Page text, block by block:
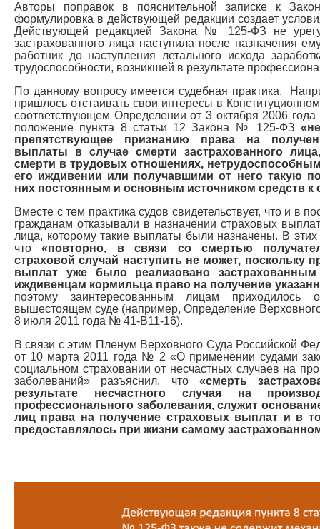
Авторы поправок в пояснительной записке к
формулировка в действующей редакции создает
Действующей редакцией Закона № 125-ФЗ не
застрахованного лица наступила после назначения
работник до наступления летального исхода
трудоспособности, возникшей в результате
По данному вопросу имеется судебная практика.
пришлось отстаивать свои интересы в
соответствующем Определении от 3 октября 2006
положение пункта 8 статьи 12 Закона № 125-ФЗ
препятствующее признанию права на
выплаты в случае смерти застрахованного
смерти в трудовых отношениях,
его иждивении или получавшими от него такую
них постоянным и основным источником средств к
Вместе с тем практика судов свидетельствует, что и в
гражданам отказывали в назначении страховых
лица, которому такие выплаты были назначены. В этих
что«повторно, в связи со смертью
страховой случай наступить не может, поскольку
выплат уже было реализовано
иждивенцам кормильца право на получение
поэтому заинтересованным лицам приходилось
вышестоящем суде (например, Определение
8 июля 2011 года № 41-В11-16).
В связи с этим Пленум Верховного Суда Российской
от 10 марта 2011 года № 2 «О применении судами
социальном страховании от несчастных случаев на
заболеваний» разъяснил, что «смерть
результате несчастного случая на
профессионального заболевания, служит
лиц права на получение страховых выплат и в
предоставлялось при жизни самому